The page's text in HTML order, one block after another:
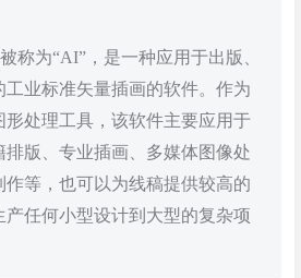
称为“AI”，是一种应用于出版、
工业标准矢量插画的软件。作为
形处理工具，该软件主要应用于
版、专业插画、多媒体图像处
等，也可以为线稿提供较高的
任何小型设计到大型的复杂项